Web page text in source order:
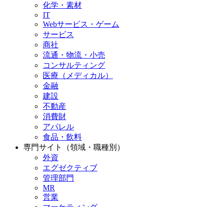
化学・素材
IT
Webサービス・ゲーム
サービス
商社
流通・物流・小売
コンサルティング
医療（メディカル）
金融
建設
不動産
消費財
アパレル
食品・飲料
専門サイト（領域・職種別）
外資
エグゼクティブ
管理部門
MR
営業